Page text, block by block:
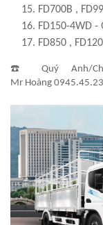
FD700B ,
FD150-4WD
FD850 ,
☎️ Quý Anh/
Mr Hoàng